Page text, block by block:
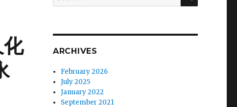
for:
ARCHIVES
February 2026
July 2025
January 2022
September 2021